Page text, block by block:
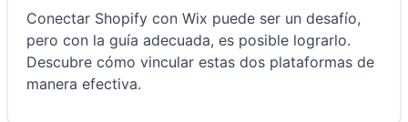
Conectar Shopify con Wix puede ser un desafío,
pero con la guía adecuada, es posible lograrlo.
Descubre cómo vincular estas dos plataformas de
manera efectiva.